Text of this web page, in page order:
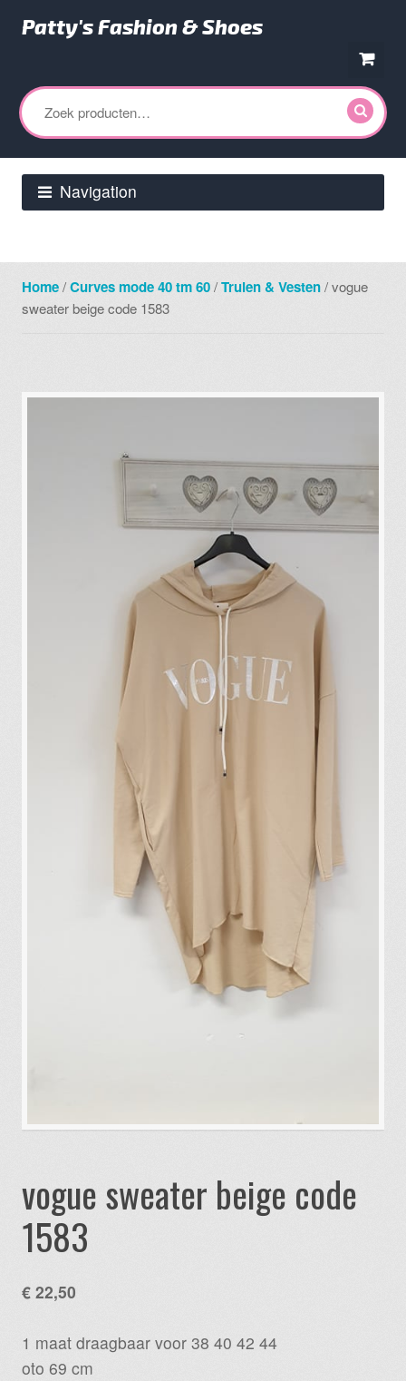
naar
navigatie
naar
de
inhoud
Patty's Fashion & Shoes
Zoeken
naar:
Navigation
Home/Curves mode 40 tm 60/Truien & Vesten/ vogue
sweater beige code 1583
vogue sweater beige code
1583
€ 22,50
1 maat draagbaar voor 38 40 42 44
oto 69 cm